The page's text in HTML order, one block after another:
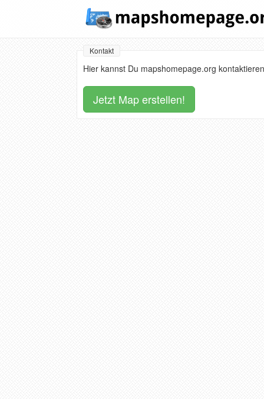
Kontakt
Hier kannst Du mapshomepage.org
Jetzt Map erstellen!